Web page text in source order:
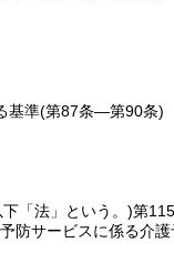
基準(第87条―第90条)
「法」という。)第
サービスに係る介